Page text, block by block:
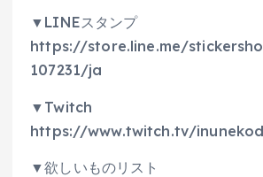
▼LINEスタンプ
https://store.line.me/
107231/ja
▼Twitch
https://www.twitch.tv/
▼欲しいものリスト